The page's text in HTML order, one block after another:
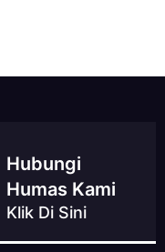
Hubungi
Humas Kami
Klik Di Sini